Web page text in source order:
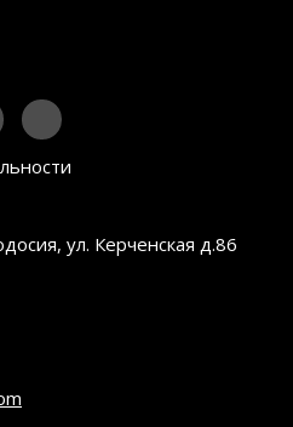
ул. Керченская д.86